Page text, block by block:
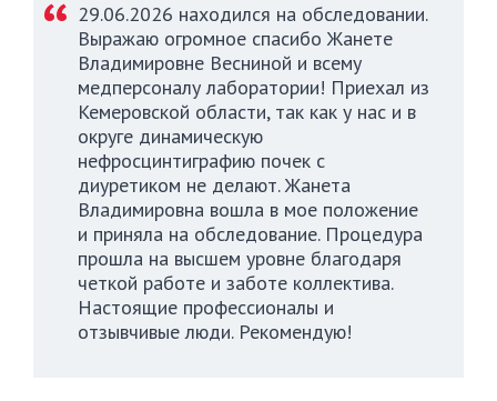
29.06.2026 находился на обследовании.
Выражаю огромное спасибо Жанете
Владимировне Весниной и всему
медперсоналу лаборатории! Приехал из
Кемеровской области, так как у нас и в
округе динамическую
нефросцинтиграфию почек с
диуретиком не делают. Жанета
Владимировна вошла в мое положение
и приняла на обследование. Процедура
прошла на высшем уровне благодаря
четкой работе и заботе коллектива.
Настоящие профессионалы и
отзывчивые люди. Рекомендую!